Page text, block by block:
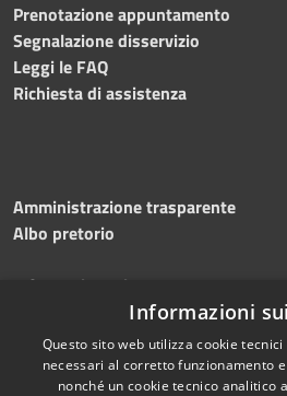
Prenotazione appuntamento
Segnalazione disservizio
Leggi le FAQ
Richiesta di assistenza
Amministrazione trasparente
Albo pretorio
Informativa privacy
Dichiarazione di accessibilità
Informazioni
Questo sito web utilizza cookie
necessari al corretto funzionamento
nonché un cookie tecnico analitico